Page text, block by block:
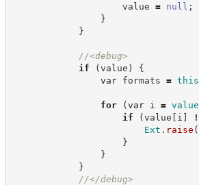
value = null ;
}
}
//<debug>
if
(value )
{
var formats = this
for (var i = value
if
(value [ i ]
Ext . raise (
}
}
}
//</debug>